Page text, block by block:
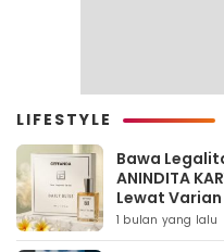
LIFESTYLE
Bawa
ANINDITA
Lewat Varian
1 bulan yang lalu